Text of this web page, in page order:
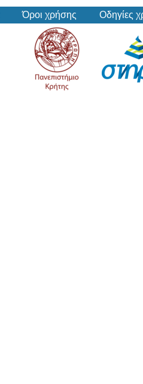
Όροι χρήσης Οδηγίες